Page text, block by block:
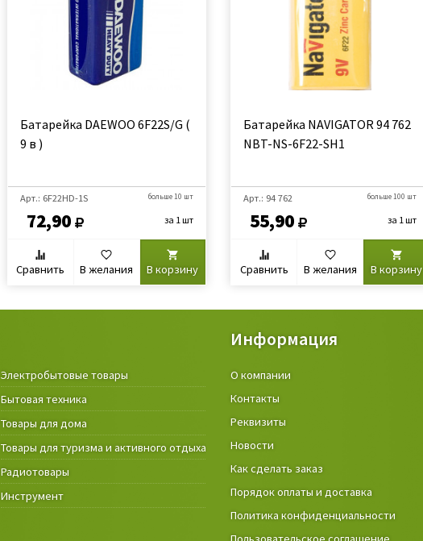
Батарейка DAEWOO 6F22S/G (
9 в )
Арт.: 6F22HD-1S
72,90
больше 10 шт
за 1 шт
Сравнить В желания В корзину
Батарейка NAVIGATOR 94 762
NBT-NS-6F22-SH1
Арт.: 94 762
55,90
больше 100 шт
за 1 шт
Сравнить В желания В корзину
Электробытовые товары
Бытовая техника
Товары для дома
Товары для туризма и активного отдыха
Радиотовары
Инструмент
Крепёжные изделия и строительные
материалы
Товары и инструмент для дачи, сада,
Фонари
Информация
О компании
Контакты
Реквизиты
Новости
Как сделать заказ
Порядок оплаты и доставка
Политика конфиденциальности